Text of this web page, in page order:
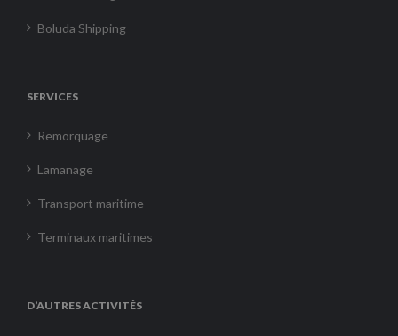
Boluda Shipping
SERVICES
Remorquage
Lamanage
Transport maritime
Terminaux maritimes
D’AUTRES ACTIVITÉS